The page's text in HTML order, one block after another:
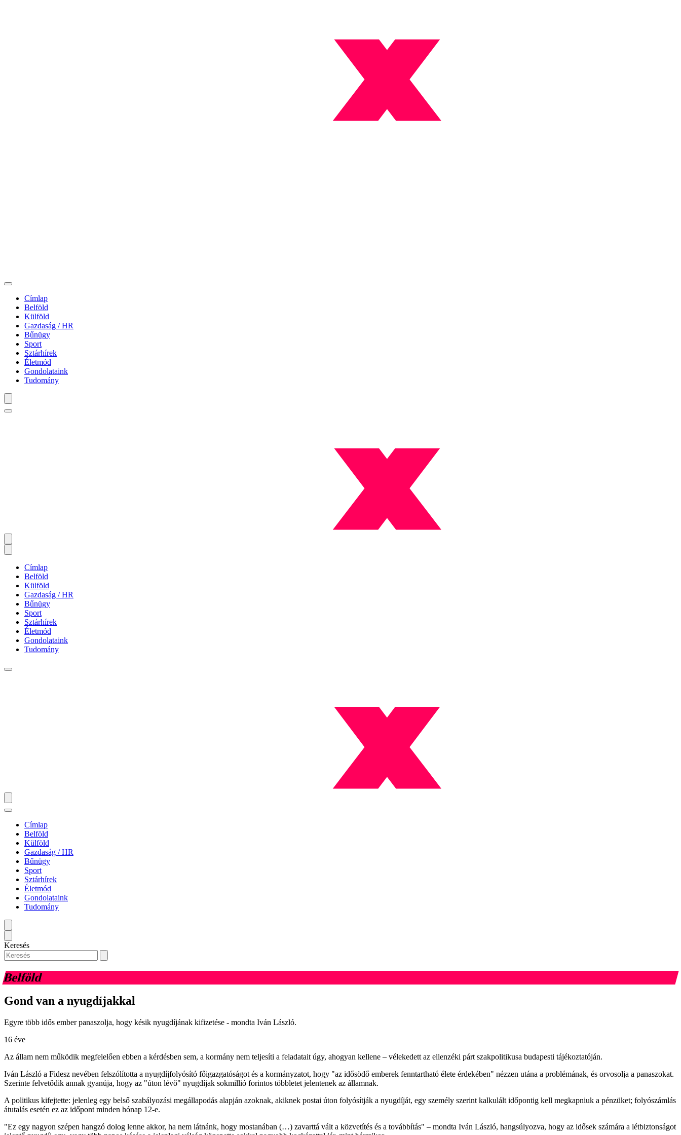
Címlap
Belföld
Külföld
Gazdaság / HR
Bűnügy
Sport
Sztárhírek
Életmód
Gondolataink
Tudomány
Címlap
Belföld
Külföld
Gazdaság / HR
Bűnügy
Sport
Sztárhírek
Életmód
Gondolataink
Tudomány
Címlap
Belföld
Külföld
Gazdaság / HR
Bűnügy
Sport
Sztárhírek
Életmód
Gondolataink
Tudomány
Keresés
Belföld
Gond van a nyugdíjakkal
Egyre több idős ember panaszolja, hogy késik nyugdíjának kifizetése - mondta Iván László.
16 éve
Az állam nem működik megfelelően ebben a kérdésben sem, a kormány nem teljesíti a feladatait úgy, ahogyan kellene – vélekedett az ellenzéki párt szakpolitikusa budapesti tájékoztatóján.
Iván László a Fidesz nevében felszólította a nyugdíjfolyósító főigazgatóságot és a kormányzatot, hogy "az idősödő emberek fenntartható élete érdekében" nézzen utána a problémának, és orvosolja a panaszokat.
Szerinte felvetődik annak gyanúja, hogy az "úton lévő" nyugdíjak sokmillió forintos többletet jelentenek az államnak.
A politikus kifejtette: jelenleg egy belső szabályozási megállapodás alapján azoknak, akiknek postai úton folyósítják a nyugdíját, egy személy szerint kalkulált időpontig kell megkapniuk a pénzüket; folyószámlás
átutalás esetén ez az időpont minden hónap 12-e.
"Ez egy nagyon szépen hangzó dolog lenne akkor, ha nem látnánk, hogy mostanában (…) zavarttá vált a közvetítés és a továbbítás" – mondta Iván László, hangsúlyozva, hogy az idősek számára a létbiztonságot